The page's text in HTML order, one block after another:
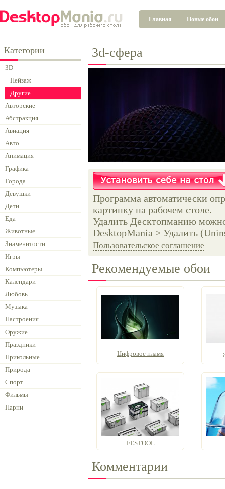
Главная Новые обои
Категории
3D
Пейзаж
Другие
Авторские
Абстракция
Авиация
Авто
Анимация
Графика
Города
Девушки
Дети
Еда
Животные
Знаменитости
Игры
Компьютеры
Календари
Любовь
Музыка
Настроения
Оружие
Праздники
Прикольные
Природа
Спорт
Фильмы
Парни
3d-сфера
Программа автоматически
картинку на рабочем столе.
Удалить Десктопманию
DesktopMania > Удалить
Пользовательское соглашение
Рекомендуемые обои
Цифровое пламя
FESTOOL
Комментарии